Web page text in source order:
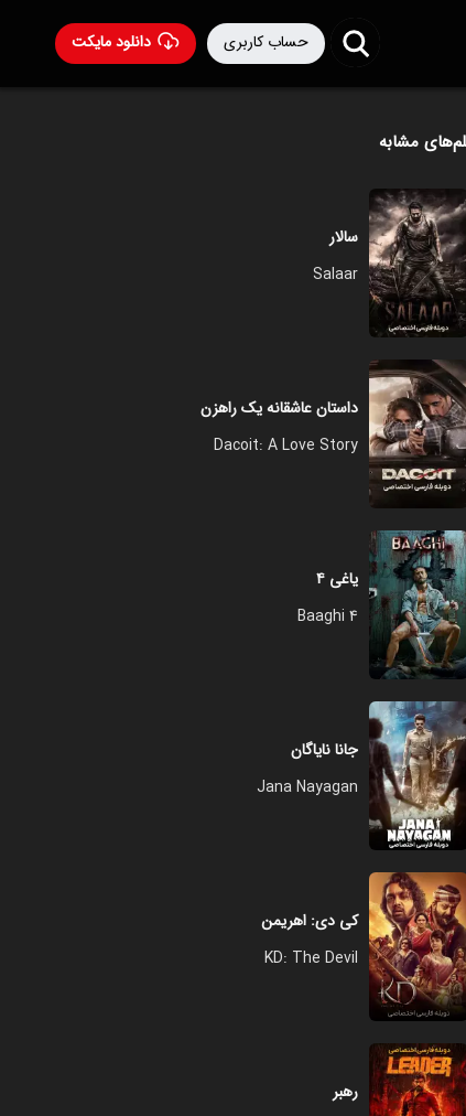
دانلود مایکت حساب کاربری
مشابه
سالار
Salaar
داستان عاشقانه یک راهزن
Dacoit: A Love Story
یاغی ۴
Baaghi 4
جانا نایاگان
Jana Nayagan
کی دی: اهریمن
KD: The Devil
رهبر